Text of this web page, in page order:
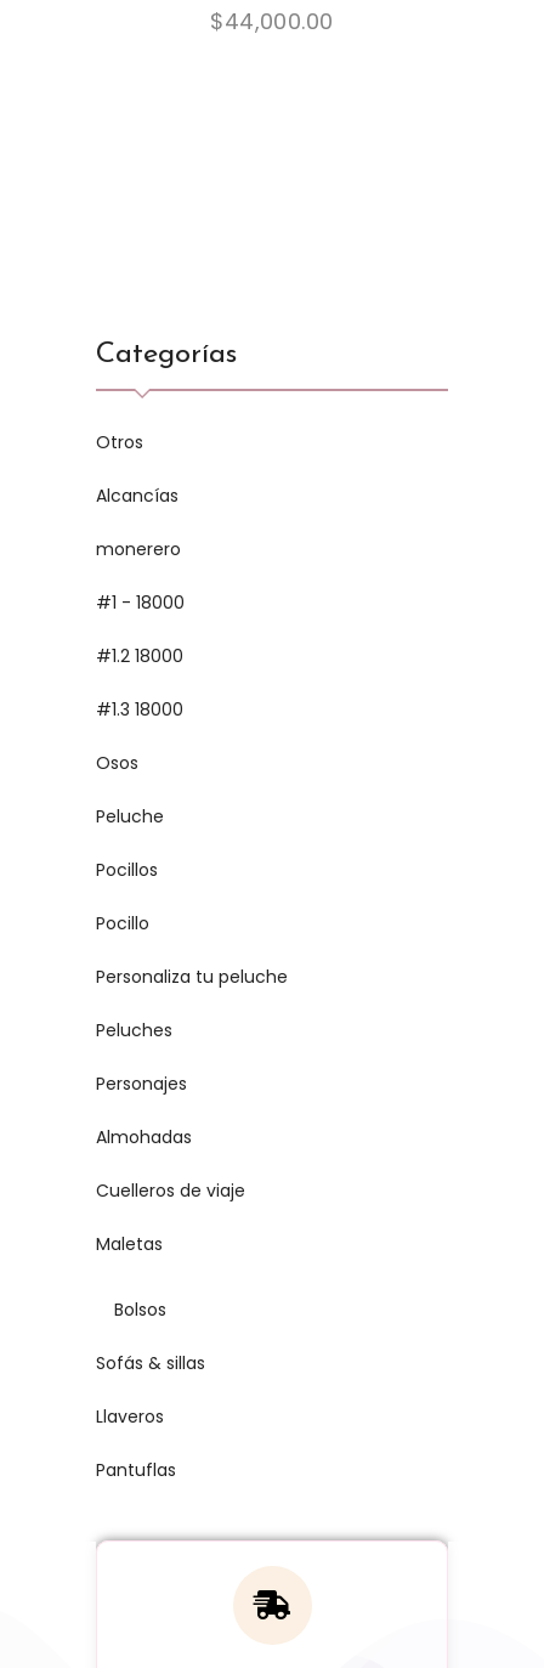
$44,000.00
Categorías
Otros
Alcancías
monerero
#1 - 18000
#1.2 18000
#1.3 18000
Osos
Peluche
Pocillos
Pocillo
Personaliza tu peluche
Peluches
Personajes
Almohadas
Cuelleros de viaje
Maletas
Bolsos
Sofás & sillas
Llaveros
Pantuflas